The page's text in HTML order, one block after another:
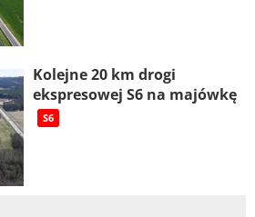
Kolejne 20 km drogi
ekspresowej S6 na majówkę
S6